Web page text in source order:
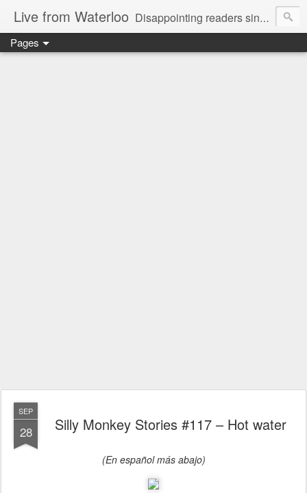
Live from Waterloo Disappointing readers since 2006
Pages
SEP
28 Silly Monkey Stories #117 – Hot water
(En español más abajo)